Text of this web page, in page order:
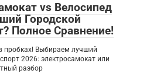
vs Велосипед
Городской
Полное Сравнение!
пробках! Выбираем лучший
2026: электросамокат или
разбор